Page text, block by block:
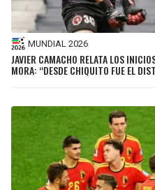
MUNDIAL 2026
JAVIER CAMACHO RELATA LOS
MORA: “DESDE CHIQUITO FUE EL